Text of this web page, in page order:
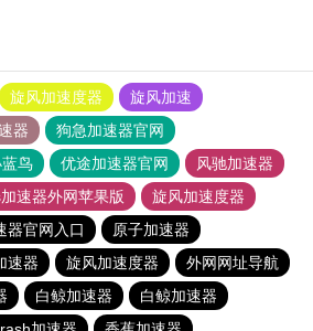
旋风加速度器
旋风加速
器
狗急加速器官网
鸟 优途加速器官网
风驰加速器
速器外网苹果版
旋风加速度器
器官网入口
原子加速器
速器 旋风加速度器
外网网址导航
白鲸加速器
白鲸加速器